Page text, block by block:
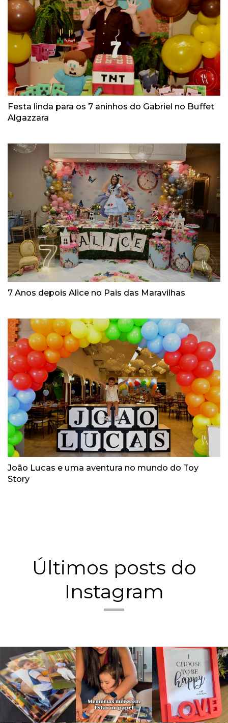
Festa linda para os 7 aninhos do Gabriel no Buffet
Algazzara
7 Anos depois Alice no Pais das Maravilhas
João Lucas e uma aventura no mundo do Toy
Story
Últimos posts do
Instagram